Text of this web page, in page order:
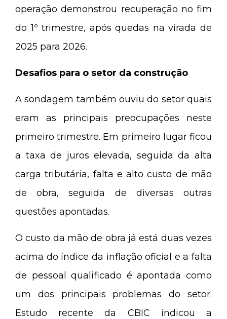
operação demonstrou recuperação no fim
do 1º trimestre, após quedas na virada de
2025 para 2026.
Desafios para o setor da construção
A sondagem também ouviu do setor quais
eram as principais preocupações neste
primeiro trimestre. Em primeiro lugar ficou
a taxa de juros elevada, seguida da alta
carga tributária, falta e alto custo de mão
de obra, seguida de diversas outras
questões apontadas.
O custo da mão de obra já está duas vezes
acima do índice da inflação oficial e a falta
de pessoal qualificado é apontada como
um dos principais problemas do setor.
Estudo recente da CBIC indicou a